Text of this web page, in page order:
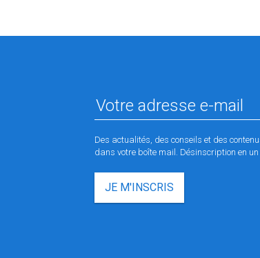
Des actualités, des conseils et des
dans votre boîte mail. Désinscription en un
JE M'INSCRIS